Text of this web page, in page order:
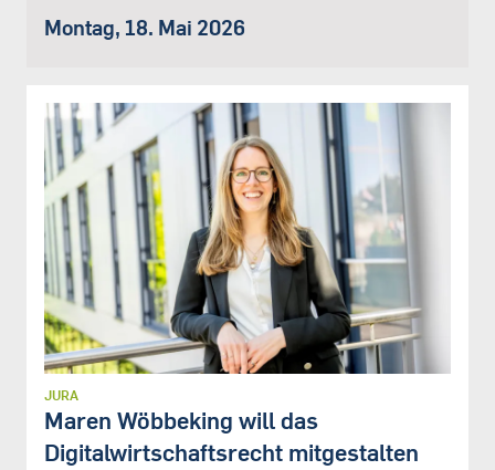
Montag, 18. Mai 2026
JURA
Maren Wöbbeking will das
Digitalwirtschaftsrecht mitgestalten